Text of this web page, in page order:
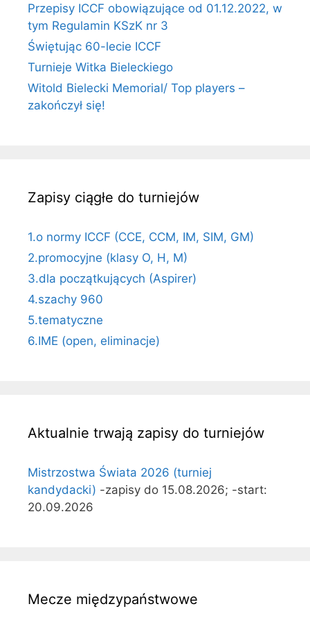
Przepisy ICCF obowiązujące od 01.12.2022, w
tym Regulamin KSzK nr 3
Świętując 60-lecie ICCF
Turnieje Witka Bieleckiego
Witold Bielecki Memorial/ Top players –
zakończył się!
Zapisy ciągłe do turniejów
1.o normy ICCF (CCE, CCM, IM, SIM, GM)
2.promocyjne (klasy O, H, M)
3.dla początkujących (Aspirer)
4.szachy 960
5.tematyczne
6.IME (open, eliminacje)
Aktualnie trwają zapisy do turniejów
Mistrzostwa Świata 2026 (turniej
kandydacki) -zapisy do 15.08.2026; -start:
20.09.2026
Mecze międzypaństwowe